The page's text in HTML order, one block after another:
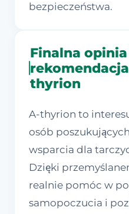
bezpieczeństwa.
Finalna
thyrion
A-thyrion to
osób
wsparcia dla
Dzięki
realnie pomóc w
samopoczucia i